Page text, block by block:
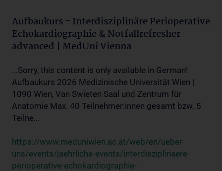
Aufbaukurs - Interdisziplinäre Perioperative
Echokardiographie & Notfallrefresher
advanced | MedUni Vienna
...Sorry, this content is only available in German!
Aufbaukurs 2026 Medizinische Universität Wien |
1090 Wien, Van Swieten Saal und Zentrum für
Anatomie Max. 40 Teilnehmer:innen gesamt bzw. 5
Teilne...
https://www.meduniwien.ac.at/web/en/ueber-
uns/events/jaehrliche-events/interdisziplinaere-
perioperative-echokardiographie-